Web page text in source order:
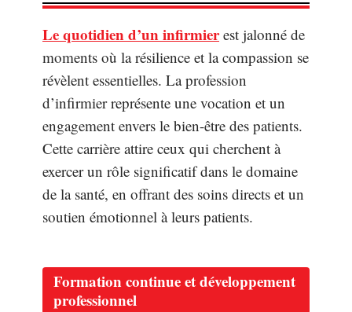
Le quotidien d’un infirmierest jalonné de
moments où la résilience et la compassion se
révèlent essentielles. La profession
d’infirmier représente une vocation et un
engagement envers le bien-être des patients.
Cette carrière attire ceux qui cherchent à
exercer un rôle significatif dans le domaine
de la santé, en offrant des soins directs et un
soutien émotionnel à leurs patients.
Formation continue et développement
professionnel